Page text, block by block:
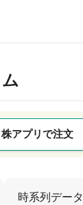
株アプリで注文
時系列データ